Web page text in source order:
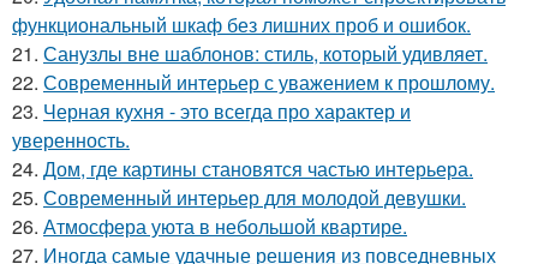
функциональный шкаф без лишних проб и ошибок.
21. Санузлы вне шаблонов: стиль, который удивляет.
22. Современный интерьер с уважением к прошлому.
23. Черная кухня - это всегда про характер и
уверенность.
24. Дом, где картины становятся частью интерьера.
25. Современный интерьер для молодой девушки.
26. Атмосфера уюта в небольшой квартире.
27. Иногда самые удачные решения из повседневных